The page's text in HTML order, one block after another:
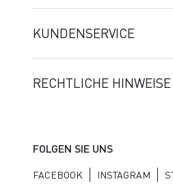
KUNDENSERVICE
RECHTLICHE HINWEISE
FOLGEN SIE UNS
FACEBOOK INSTAGRAM